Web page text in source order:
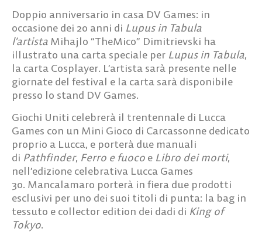
Doppio anniversario in casa DV Games: in
occasione dei 20 anni di Lupus in Tabula
l’artista Mihajlo “TheMico” Dimitrievski ha
illustrato una carta speciale per Lupus in Tabula,
la carta Cosplayer. L’artista sarà presente nelle
giornate del festival e la carta sarà disponibile
presso lo stand DV Games.
Giochi Uniti celebrerà il trentennale di Lucca
Games con un Mini Gioco di Carcassonne dedicato
proprio a Lucca, e porterà due manuali
di Pathfinder, Ferro e fuoco e Libro dei morti,
nell’edizione celebrativa Lucca Games
30. Mancalamaro porterà in fiera due prodotti
esclusivi per uno dei suoi titoli di punta: la bag in
tessuto e collector edition dei dadi di King of
Tokyo.